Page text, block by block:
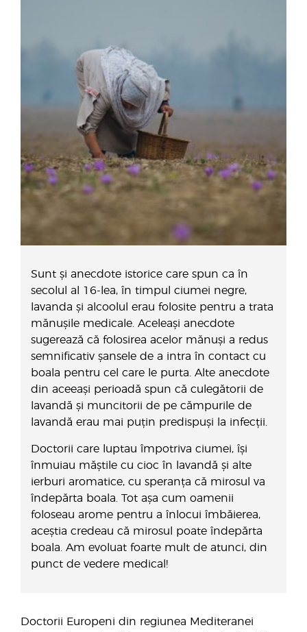
Sunt și anecdote istorice care spun ca în
secolul al 16-lea, în timpul ciumei negre,
lavanda și alcoolul erau folosite pentru a trata
mănușile medicale. Aceleași anecdote
sugerează că folosirea acelor mănuși a redus
semnificativ șansele de a intra în contact cu
boala pentru cel care le purta. Alte anecdote
din aceeași perioadă spun că culegătorii de
lavandă și muncitorii de pe cămpurile de
lavandă erau mai puțin predispuși la infecții.
Doctorii care luptau împotriva ciumei, își
înmuiau măștile cu cioc în lavandă și alte
ierburi aromatice, cu speranța că mirosul va
îndepărta boala. Tot așa cum oamenii
foloseau arome pentru a înlocui îmbăierea,
aceștia credeau că mirosul poate îndepărta
boala. Am evoluat foarte mult de atunci, din
punct de vedere medical!
Doctorii Europeni din regiunea Mediteranei